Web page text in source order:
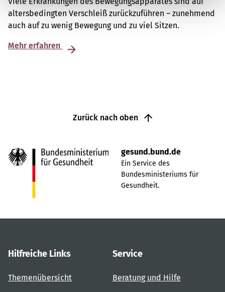
altersbedingten Verschleiß zurückzuführen – zunehmend
auch auf zu wenig Bewegung und zu viel Sitzen.
Mehr erfahren
Zurück nach oben
gesund.bund.de
Ein Service des
Bundesministeriums für
Gesundheit.
Hilfreiche Links
Themenübersicht
Service
Beratung und Hilfe